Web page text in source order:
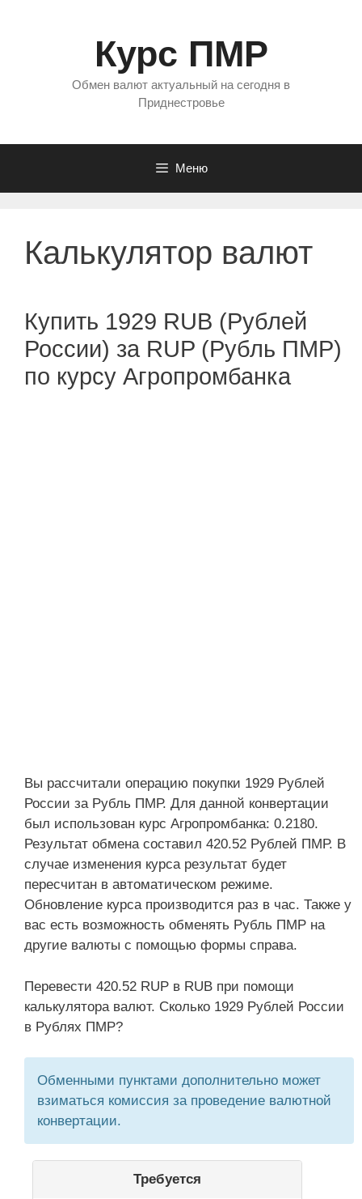
Курс ПМР
Обмен валют актуальный на сегодня в
Приднестровье
Меню
Калькулятор валют
Купить 1929 RUB (Рублей
России) за RUP (Рубль ПМР)
по курсу Агропромбанка
Вы рассчитали операцию покупки 1929 Рублей
России за Рубль ПМР. Для данной конвертации
был использован курс Агропромбанка: 0.2180.
Результат обмена составил 420.52 Рублей ПМР. В
случае изменения курса результат будет
пересчитан в автоматическом режиме.
Обновление курса производится раз в час. Также у
вас есть возможность обменять Рубль ПМР на
другие валюты с помощью формы справа.
Перевести 420.52 RUP в RUB при помощи
калькулятора валют. Сколько 1929 Рублей России
в Рублях ПМР?
Обменными пунктами дополнительно может
взиматься комиссия за проведение валютной
конвертации.
Требуется